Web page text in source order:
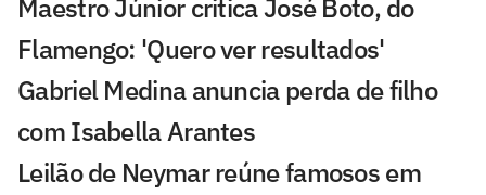
Maestro Júnior critica José Boto, do
Flamengo: 'Quero ver resultados'
Gabriel Medina anuncia perda de filho
com Isabella Arantes
Leilão de Neymar reúne famosos em